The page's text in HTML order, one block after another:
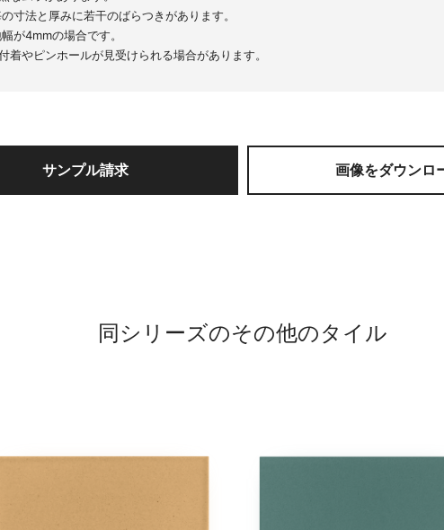
寸法と厚みに若干のばらつきがあります。
が4mmの場合です。
着やピンホールが見受けられる場合があります。
サンプル請求 画像をダウンロ
同シリーズのその他のタイル